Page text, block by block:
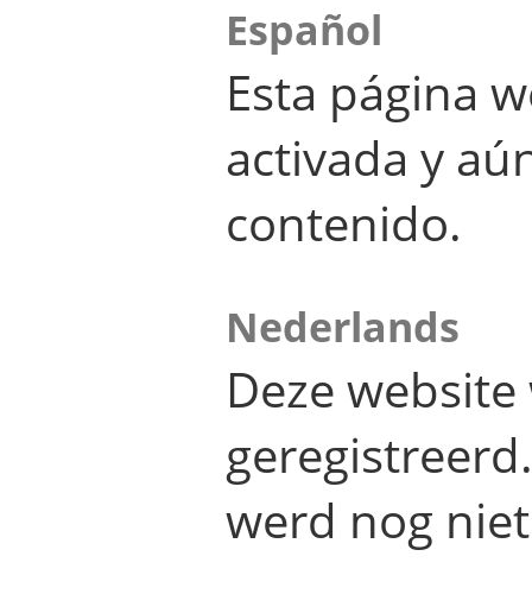
Español
Esta página
activada y
contenido.
Nederlands
Deze
werd nog